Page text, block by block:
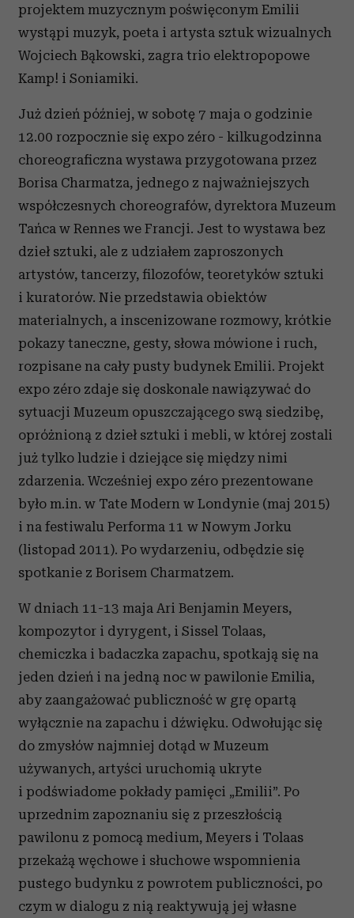
projektem muzycznym poświęconym Emilii
wystąpi muzyk, poeta i artysta sztuk wizualnych
Wojciech Bąkowski, zagra trio elektropopowe
Kamp! i Soniamiki.
Już dzień później, w sobotę 7 maja o godzinie
12.00 rozpocznie się expo zéro - kilkugodzinna
choreograficzna wystawa przygotowana przez
Borisa Charmatza, jednego z najważniejszych
współczesnych choreografów, dyrektora Muzeum
Tańca w Rennes we Francji. Jest to wystawa bez
dzieł sztuki, ale z udziałem zaproszonych
artystów, tancerzy, filozofów, teoretyków sztuki
i kuratorów. Nie przedstawia obiektów
materialnych, a inscenizowane rozmowy, krótkie
pokazy taneczne, gesty, słowa mówione i ruch,
rozpisane na cały pusty budynek Emilii. Projekt
expo zéro zdaje się doskonale nawiązywać do
sytuacji Muzeum opuszczającego swą siedzibę,
opróżnioną z dzieł sztuki i mebli, w której zostali
już tylko ludzie i dziejące się między nimi
zdarzenia. Wcześniej expo zéro prezentowane
było m.in. w Tate Modern w Londynie (maj 2015)
i na festiwalu Performa 11 w Nowym Jorku
(listopad 2011). Po wydarzeniu, odbędzie się
spotkanie z Borisem Charmatzem.
W dniach 11-13 maja Ari Benjamin Meyers,
kompozytor i dyrygent, i Sissel Tolaas,
chemiczka i badaczka zapachu, spotkają się na
jeden dzień i na jedną noc w pawilonie Emilia,
aby zaangażować publiczność w grę opartą
wyłącznie na zapachu i dźwięku. Odwołując się
do zmysłów najmniej dotąd w Muzeum
używanych, artyści uruchomią ukryte
i podświadome pokłady pamięci „Emilii”. Po
uprzednim zapoznaniu się z przeszłością
pawilonu z pomocą medium, Meyers i Tolaas
przekażą węchowe i słuchowe wspomnienia
pustego budynku z powrotem publiczności, po
czym w dialogu z nią reaktywują jej własne